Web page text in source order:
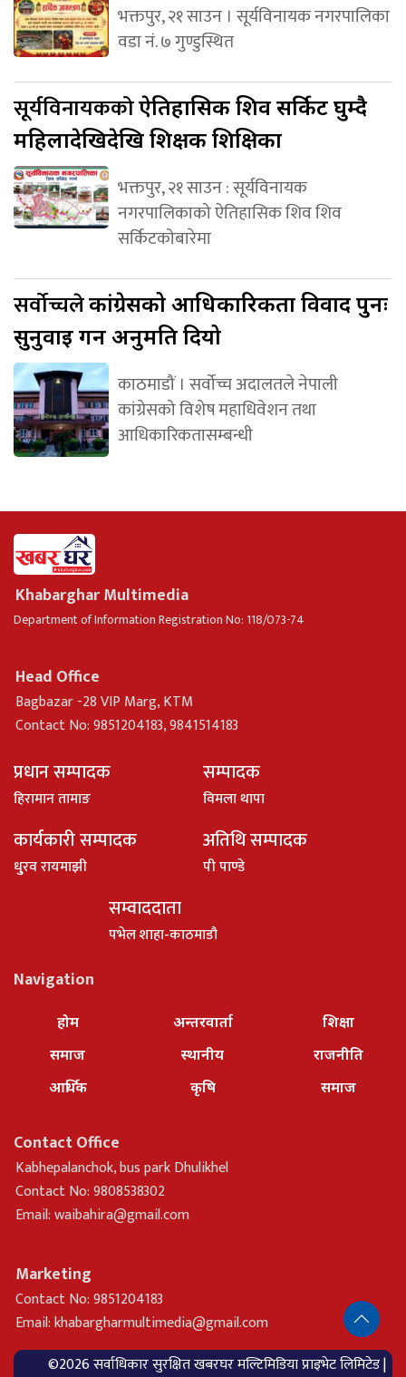
भक्तपुर, २१ साउन । सूर्यविनायक नगरपालिका
वडा नं. ७ गुण्डुस्थित
सूर्यविनायककोऐतिहासिक शिव सर्किट घुम्दै
महिलादेखिदेखि शिक्षक शिक्षिका
भक्तपुर, २१ साउन : सूर्यविनायक
नगरपालिकाको ऐतिहासिक शिव शिव
सर्किटकोबारेमा
सर्वोच्चलेकांग्रेसको आधिकारिकता विवाद पुनः
सुनुवाइ गर्न अनुमति दियो
काठमाडौं । सर्वोच्च अदालतले नेपाली
कांग्रेसको विशेष महाधिवेशन तथा
आधिकारिकतासम्बन्धी
Khabarghar Multimedia
Department of Information Registration No: 118/073-74
Head Office
Bagbazar -28 VIP Marg, KTM
Contact No: 9851204183, 9841514183
प्रधान सम्पादक
हिरामान तामाङ
सम्पादक
विमला थापा
कार्यकारी सम्पादक
धु्रव रायमाझी
अतिथि सम्पादक
पी पाण्डे
सम्वाददाता
पभेल शाहा-काठमाडौ
Navigation
होम
समाज
आर्थिक
अन्तरवार्ता
स्थानीय
कृषि
शिक्षा
राजनीति
समाज
Contact Office
Kabhepalanchok, bus park Dhulikhel
Contact No: 9808538302
Email:waibahira@gmail.com
Marketing
Contact No: 9851204183
Email:khabargharmultimedia@gmail.com
©2026 सर्वाधिकार सुरक्षित खबरघर मल्टिमिडिया प्राइभेट लिमिटेड |